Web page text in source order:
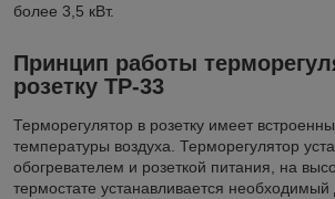
более 3,5 кВт.
Принцип работы
розетку ТР-33
Терморегулятор в розетку имеет
температуры воздуха. Терморегулятор
обогревателем и розеткой питания, на
термостате устанавливается необходимый